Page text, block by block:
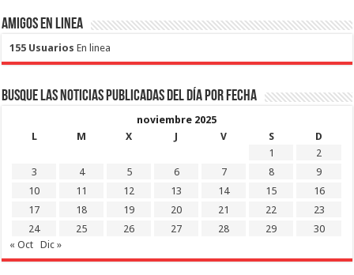
Amigos en Linea
155 Usuarios En linea
Busque las noticias publicadas del día por fecha
noviembre 2025
L
M X J V S
D
1
2
3
4 5 6 7 8
9
10
11 12 13 14 15
16
17
18 19 20 21 22
23
24
25 26 27 28 29
30
« Oct
Dic »